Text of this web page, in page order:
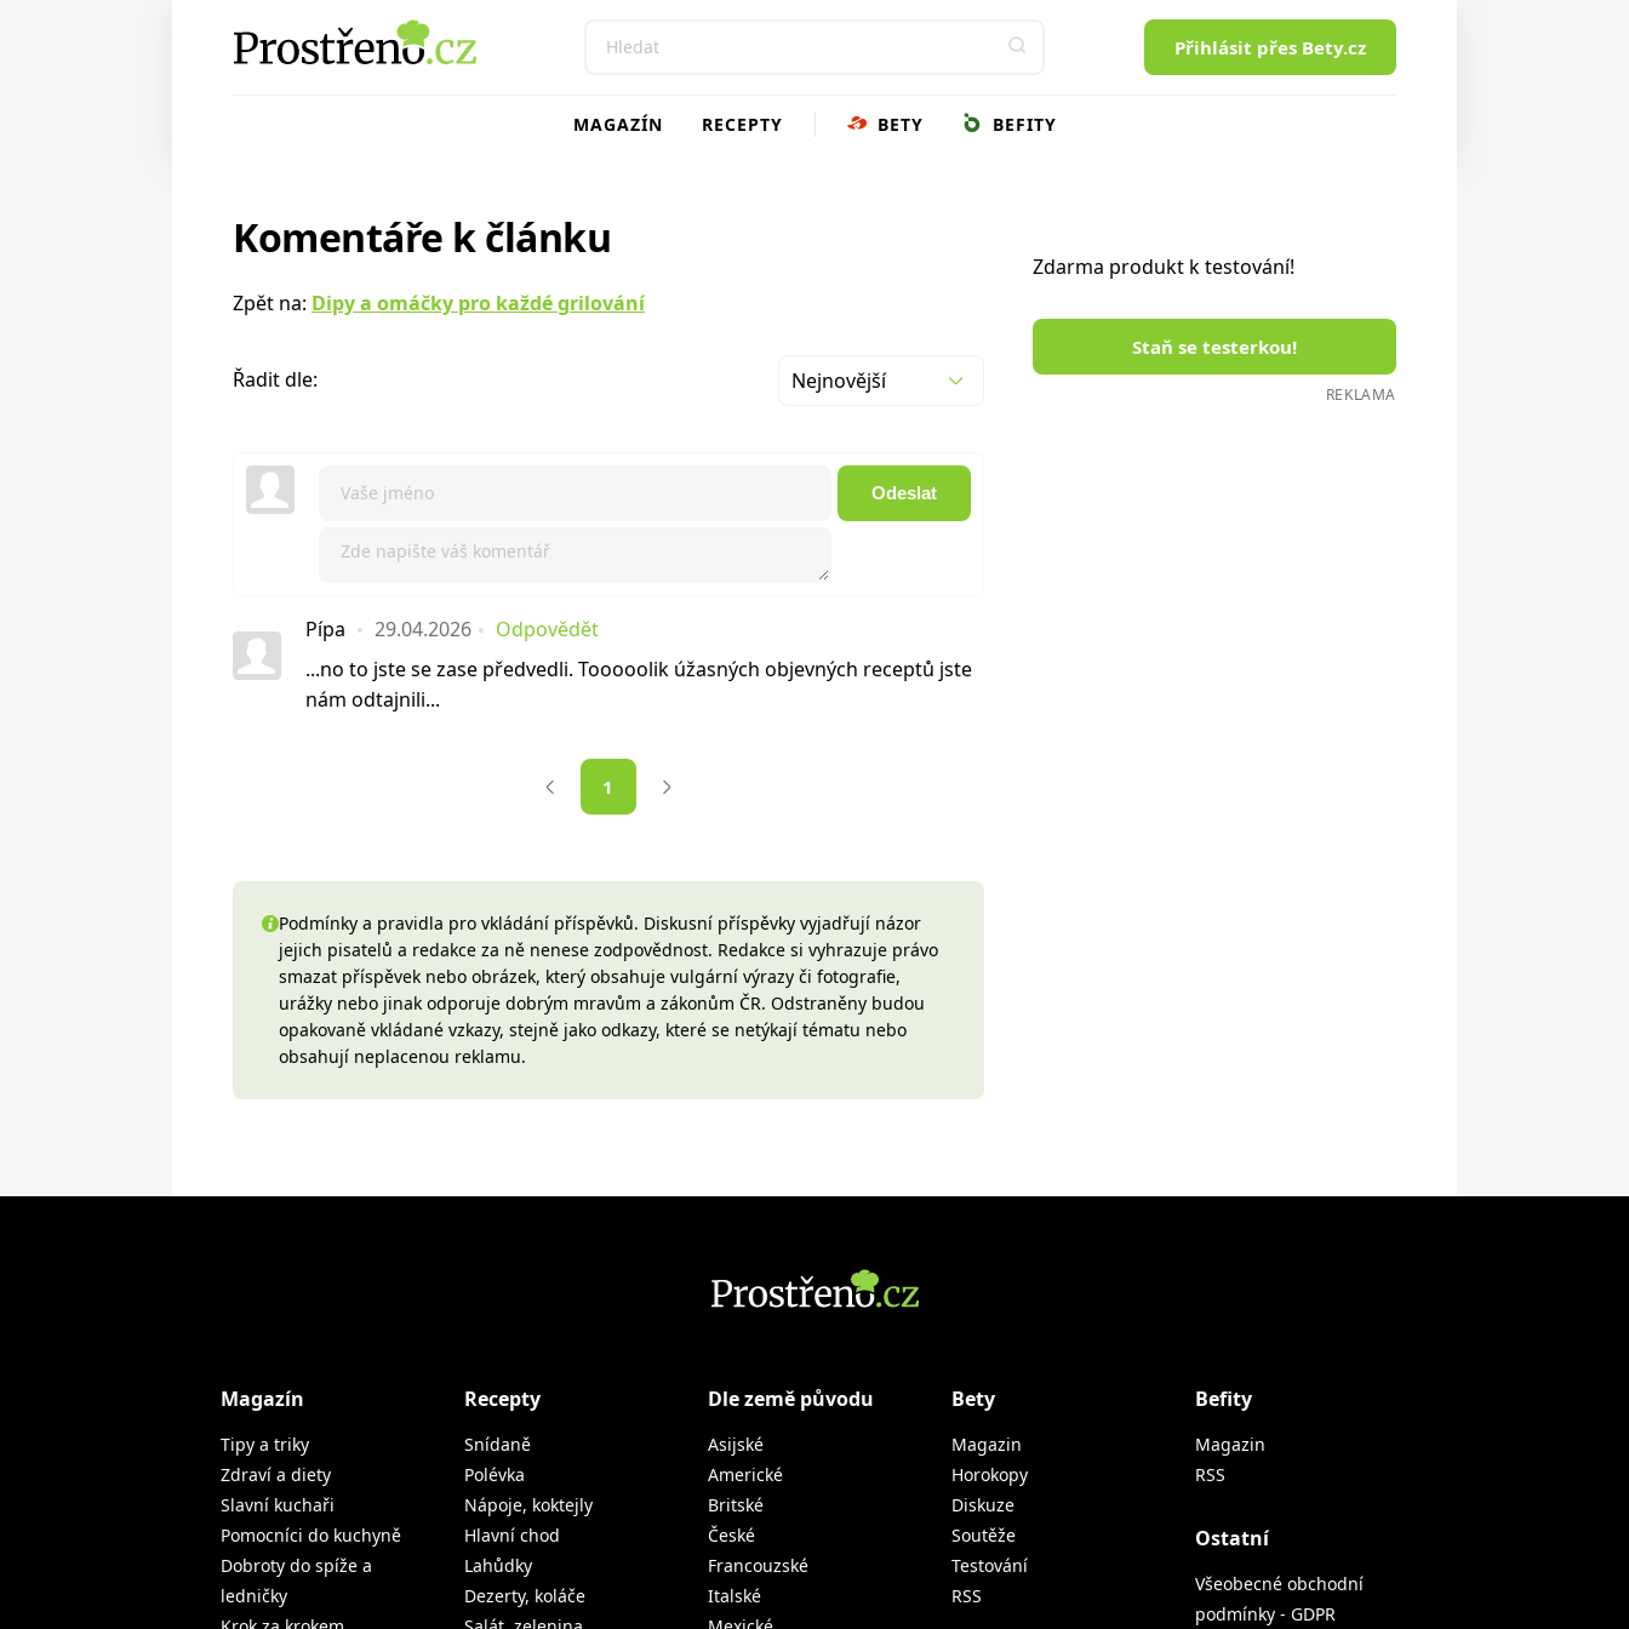
Přihlásit přes Bety.cz
MAGAZÍN RECEPTY BETY BEFITY
Komentáře k článku
Zpět na: Dipy a omáčky pro každé grilování
Řadit dle: Nejnovější
Odeslat
Pípa 29.04.2026
Odpovědět
...no to jste se zase předvedli. Tooooolik úžasných objevných receptů jste
nám odtajnili...
1
Podmínky a pravidla pro vkládání příspěvků. Diskusní příspěvky vyjadřují názor
jejich pisatelů a redakce za ně nenese zodpovědnost. Redakce si vyhrazuje právo
smazat příspěvek nebo obrázek, který obsahuje vulgární výrazy či fotografie,
urážky nebo jinak odporuje dobrým mravům a zákonům ČR. Odstraněny budou
opakovaně vkládané vzkazy, stejně jako odkazy, které se netýkají tématu nebo
obsahují neplacenou reklamu.
Zdarma produkt k testování!
Staň se testerkou!
REKLAMA
Magazín
Tipy a triky
Zdraví a diety
Slavní kuchaři
Pomocníci do kuchyně
Dobroty do spíže a
ledničky
Recepty
Snídaně
Polévka
Nápoje, koktejly
Hlavní chod
Lahůdky
Dezerty, koláče
Dle země původu
Asijské
Americké
Britské
České
Francouzské
Italské
Bety
Magazin
Horokopy
Diskuze
Soutěže
Testování
RSS
Befity
Magazin
RSS
Ostatní
Všeobecné obchodní
podmínky - GDPR